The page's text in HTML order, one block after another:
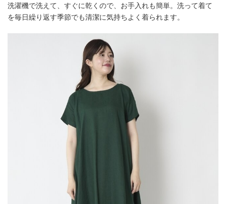
洗濯機で洗えて、すぐに乾くので、お手入れも簡単。洗って着て
を毎日繰り返す季節でも清潔に気持ちよく着られます。